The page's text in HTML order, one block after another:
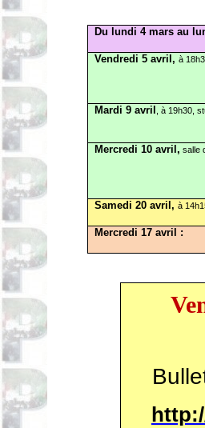
Du lundi 4 mars au
Vendredi 5 avril, à
Mardi 9 avril
, à 19h30,
Mercredi 10 avril, salle
Samedi 20 avril, à
Mercredi 17 avril :